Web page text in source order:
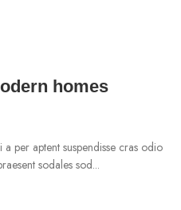
homes
per aptent suspendisse cras odio
sodales sod...